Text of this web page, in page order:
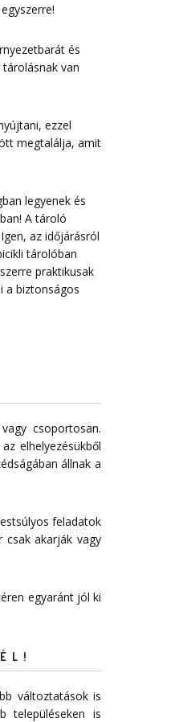
és
van
ezzel
megtalálja, amit
legyenek és
A tároló
az időjárásról
tárolóban
praktikusak
a biztonságos
csoportosan.
elhelyezésükből
állnak a
feladatok
csak akarják vagy
egyaránt jól ki
változtatások is
településeken is